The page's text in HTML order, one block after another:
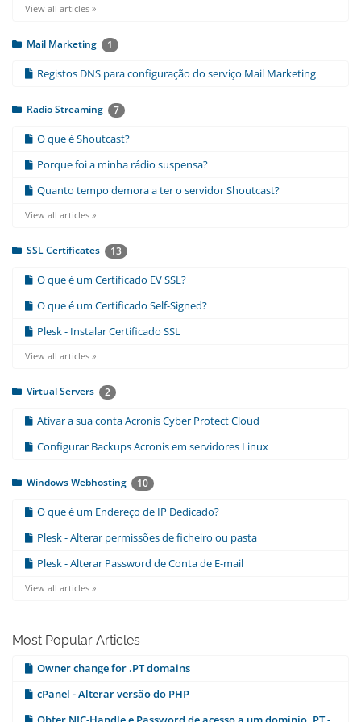
View all articles »
Mail Marketing 1
Registos DNS para configuração do serviço Mail Marketing
Radio Streaming 7
O que é Shoutcast?
Porque foi a minha rádio suspensa?
Quanto tempo demora a ter o servidor Shoutcast?
View all articles »
SSL Certificates 13
O que é um Certificado EV SSL?
O que é um Certificado Self-Signed?
Plesk - Instalar Certificado SSL
View all articles »
Virtual Servers 2
Ativar a sua conta Acronis Cyber Protect Cloud
Configurar Backups Acronis em servidores Linux
Windows Webhosting 10
O que é um Endereço de IP Dedicado?
Plesk - Alterar permissões de ficheiro ou pasta
Plesk - Alterar Password de Conta de E-mail
View all articles »
Most Popular Articles
Owner change for .PT domains
cPanel - Alterar versão do PHP